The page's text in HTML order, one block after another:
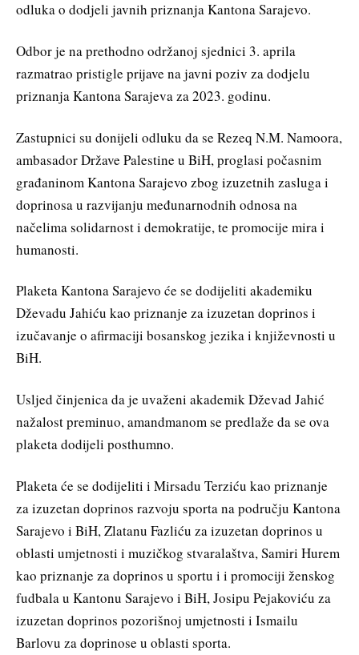
odluka o dodjeli javnih priznanja Kantona Sarajevo.
Odbor je na prethodno održanoj sjednici 3. aprila
razmatrao pristigle prijave na javni poziv za dodjelu
priznanja Kantona Sarajeva za 2023. godinu.
Zastupnici su donijeli odluku da se Rezeq N.M. Namoora,
ambasador Države Palestine u BiH, proglasi počasnim
građaninom Kantona Sarajevo zbog izuzetnih zasluga i
doprinosa u razvijanju međunarnodnih odnosa na
načelima solidarnost i demokratije, te promocije mira i
humanosti.
Plaketa Kantona Sarajevo će se dodijeliti akademiku
Dževadu Jahiću kao priznanje za izuzetan doprinos i
izučavanje o afirmaciji bosanskog jezika i književnosti u
BiH.
Usljed činjenica da je uvaženi akademik Dževad Jahić
nažalost preminuo, amandmanom se predlaže da se ova
plaketa dodijeli posthumno.
Plaketa će se dodijeliti i Mirsadu Terziću kao priznanje
za izuzetan doprinos razvoju sporta na području Kantona
Sarajevo i BiH, Zlatanu Fazliću za izuzetan doprinos u
oblasti umjetnosti i muzičkog stvaralaštva, Samiri Hurem
kao priznanje za doprinos u sportu i i promociji ženskog
fudbala u Kantonu Sarajevo i BiH, Josipu Pejakoviću za
izuzetan doprinos pozorišnoj umjetnosti i Ismailu
Barlovu za doprinose u oblasti sporta.